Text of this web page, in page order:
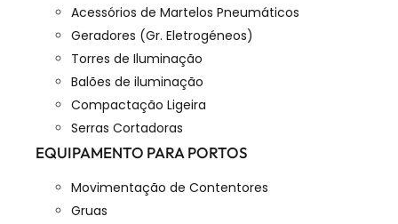
Acessórios de Martelos Pneumáticos
Geradores (Gr. Eletrogéneos)
Torres de Iluminação
Balões de iluminação
Compactação Ligeira
Serras Cortadoras
EQUIPAMENTO PARA PORTOS
Movimentação de Contentores
Gruas